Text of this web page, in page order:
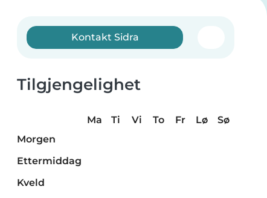
Kontakt Sidra
Tilgjengelighet
Ma Ti Vi To Fr Lø
Sø
Morgen
Ettermiddag
Kveld